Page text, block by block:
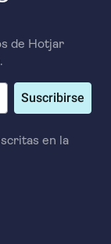
de Hotjar
Suscribirse
en la